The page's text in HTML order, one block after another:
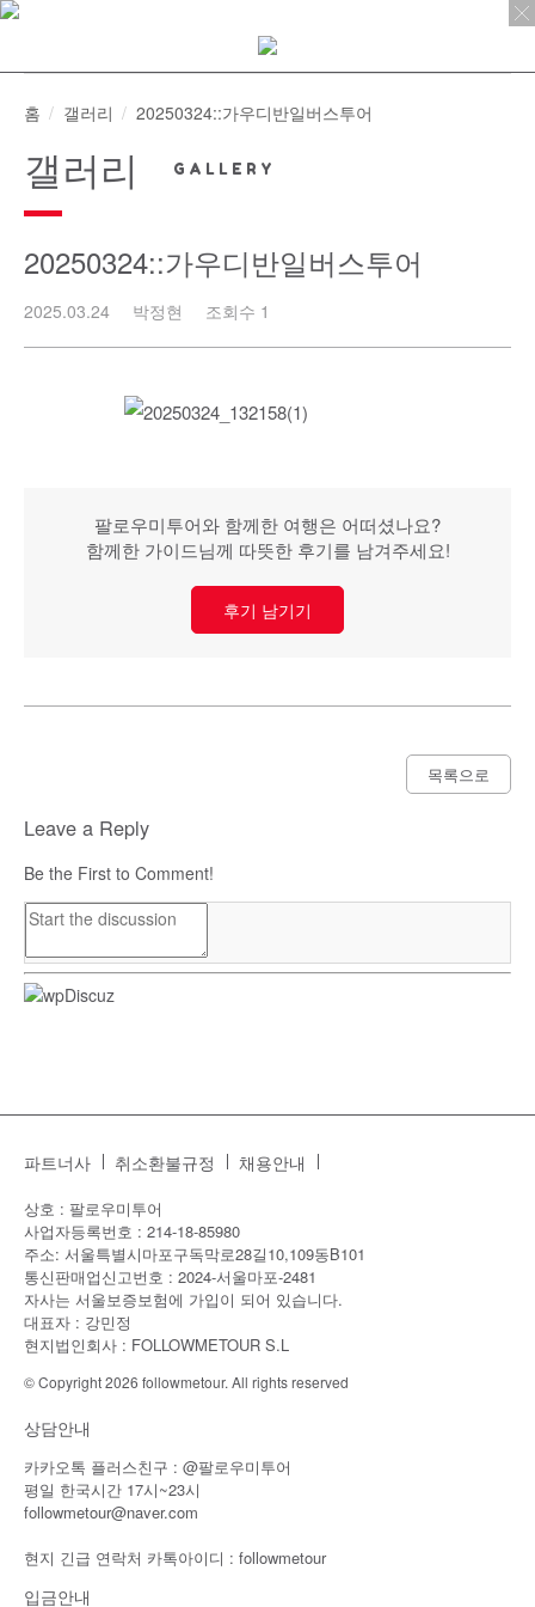
Skip
홈 갤러리 20250324::가우디반일버스투어
갤러리
20250324::가우디반일버스투어
2025.03.24 박정현 조회수 1
팔로우미투어와 함께한 여행은 어떠셨나요?
함께한 가이드님께 따뜻한 후기를 남겨주세요!
후기 남기기
목록으로
Leave a Reply
Be the First to Comment!
파트너사 취소환불규정 채용안내
상호 : 팔로우미투어
사업자등록번호 : 214-18-85980
주소: 서울특별시마포구독막로28길10,109동B101
통신판매업신고번호 : 2024-서울마포-2481
자사는 서울보증보험에 가입이 되어 있습니다.
대표자 : 강민정
현지법인회사 : FOLLOWMETOUR S.L
© Copyright 2026 followmetour. All rights reserved
상담안내
카카오톡 플러스친구 : @팔로우미투어
평일 한국시간 17시~23시
followmetour@naver.com
현지 긴급 연락처 카톡아이디 : followmetour
입금안내